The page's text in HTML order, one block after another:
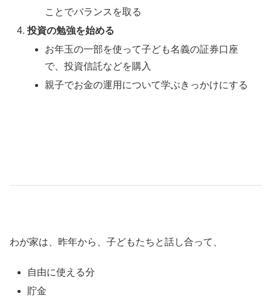
ことでバランスを取る
投資の勉強を始める
お年玉の一部を使って子ども名義の証券口座
で、投資信託などを購入
親子でお金の運用について学ぶきっかけにする
わが家は、昨年から、子どもたちと話し合って、
自由に使える分
貯金